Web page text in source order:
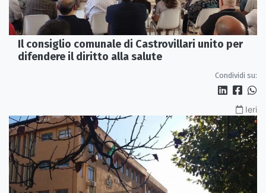
Il consiglio comunale di Castrovillari unito per
difendere il diritto alla salute
Condividi su:
Ieri